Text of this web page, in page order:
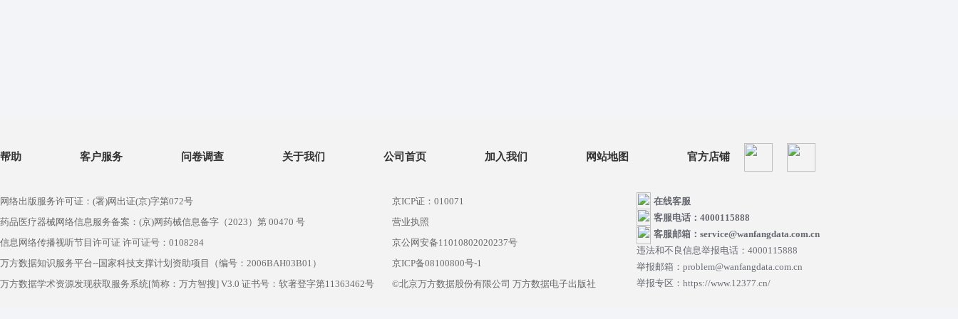
帮助 客户服务 问卷调查 关于我们 公司首页 加入我们 网站地图 官方店铺
网络出版服务许可证：(署)网出证(京)字第072号
药品医疗器械网络信息服务备案：(京)网药械信息备字（2023）第 00470 号
信息网络传播视听节目许可证 许可证号：0108284
万方数据知识服务平台--国家科技支撑计划资助项目（编号：2006BAH03B01）
万方数据学术资源发现获取服务系统[简称：万方智搜] V3.0 证书号：软著登字第11363462号
京ICP证：010071
营业执照
京公网安备11010802020237号
京ICP备08100800号-1
©北京万方数据股份有限公司 万方数据电子出版社
在线客服
客服电话：4000115888
客服邮箱：service@wanfangdata.com.cn
违法和不良信息举报电话：4000115888
举报邮箱：problem@wanfangdata.com.cn
举报专区：https://www.12377.cn/